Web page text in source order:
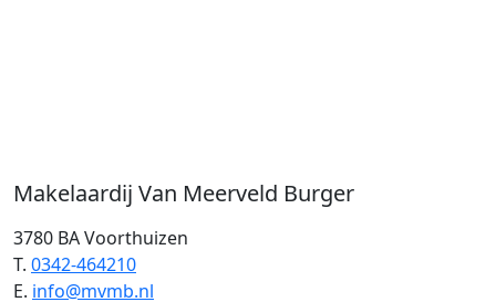
Makelaardij Van Meerveld Burger
3780 BA Voorthuizen
T. 0342-464210
E. info@mvmb.nl